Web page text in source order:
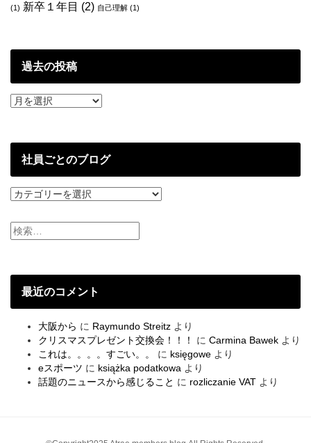
(1) 新卒１年目 (2) 自己理解 (1)
過去の投稿
過
投
社員ごとのブログ
社
ご
と
ロ
最近のコメント
大阪から に Raymundo Streitz より
クリスマスプレゼント交換会！！！
に Carmina Bawek より
これは。。。。すごい。。
に księgowe より
eスポーツ に książka podatkowa より
話題のニュースから感じること に rozliczanie VAT より